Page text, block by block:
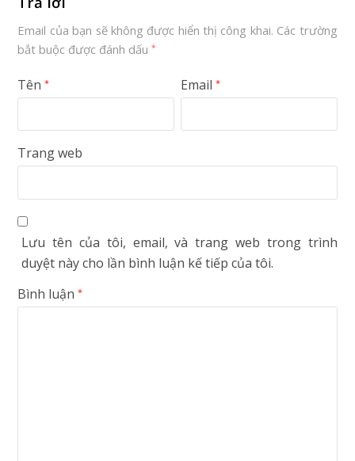
Email của bạn sẽ không được hiển thị công khai. Các trường
bắt buộc được đánh dấu*
Tên* Email*
Trang web
Lưu tên của tôi, email, và trang web trong trình
duyệt này cho lần bình luận kế tiếp của tôi.
Bình luận*